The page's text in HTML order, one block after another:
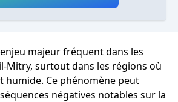
majeur fréquent dans les
Mitry, surtout dans les régions où
humide. Ce phénomène peut
négatives notables sur la